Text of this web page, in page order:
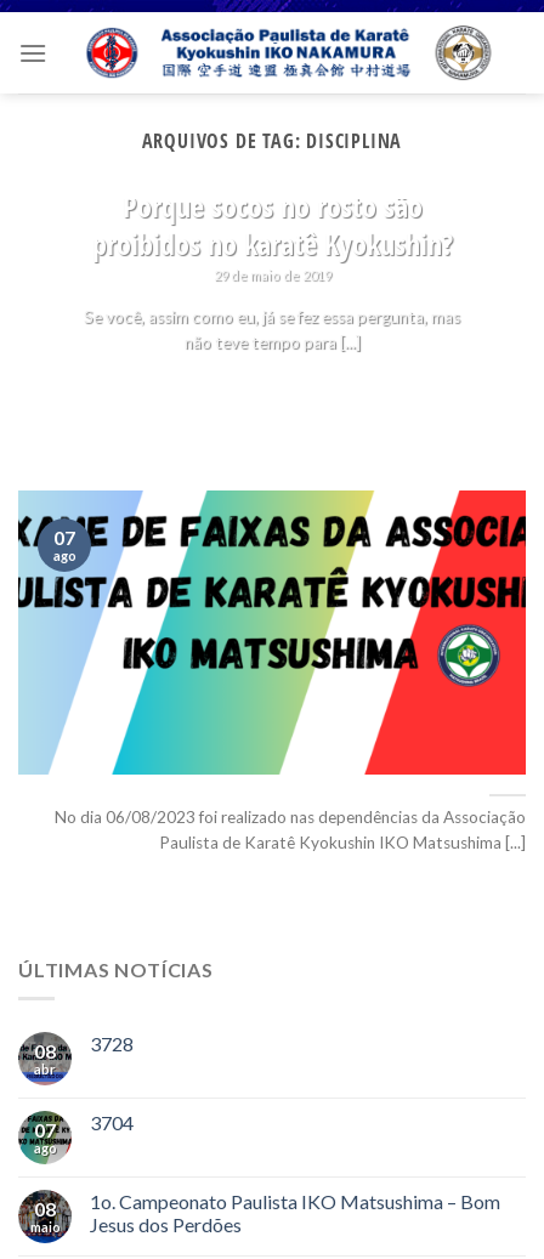
ARQUIVOS DE TAG: DISCIPLINA
Porque socos no rosto são
proibidos no karatê Kyokushin?
29 de maio de 2019
Se você, assim como eu, já se fez essa pergunta, mas
não teve tempo para [...]
No dia 06/08/2023 foi realizado nas dependências da Associação
Paulista de Karatê Kyokushin IKO Matsushima [...]
07
ago
ÚLTIMAS NOTÍCIAS
08
abr
3728
07
ago
3704
08
maio
1o. Campeonato Paulista IKO Matsushima – Bom
Jesus dos Perdões